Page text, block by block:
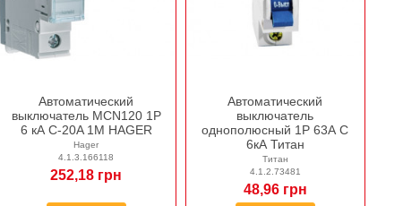
Автоматический
выключатель MCN120 1P
6 кА C-20A 1M HAGER
Hager
4.1.3.166118
252,18 грн
Автоматический
выключатель
однополюсный 1Р 63А C
6кА Титан
Титан
4.1.2.73481
48,96 грн